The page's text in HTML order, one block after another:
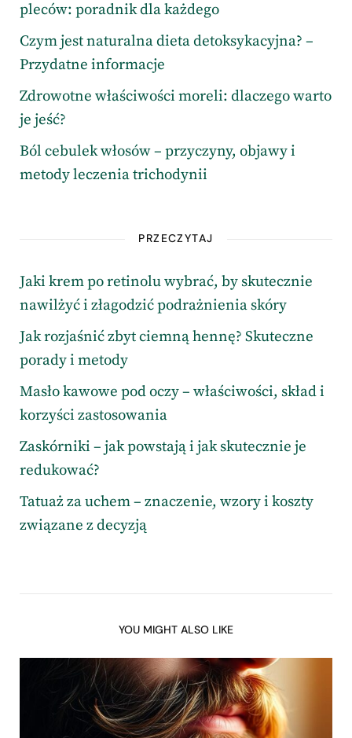
pleców: poradnik dla każdego
Czym jest naturalna dieta detoksykacyjna? –
Przydatne informacje
Zdrowotne właściwości moreli: dlaczego warto
je jeść?
Ból cebulek włosów – przyczyny, objawy i
metody leczenia trichodynii
PRZECZYTAJ
Jaki krem po retinolu wybrać, by skutecznie
nawilżyć i złagodzić podrażnienia skóry
Jak rozjaśnić zbyt ciemną hennę? Skuteczne
porady i metody
Masło kawowe pod oczy – właściwości, skład i
korzyści zastosowania
Zaskórniki – jak powstają i jak skutecznie je
redukować?
Tatuaż za uchem – znaczenie, wzory i koszty
związane z decyzją
YOU MIGHT ALSO LIKE